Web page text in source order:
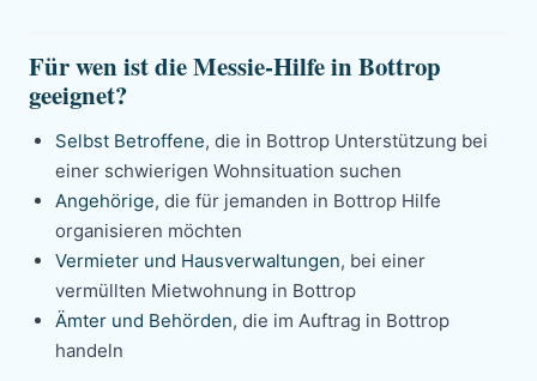
Für wen ist die Messie-Hilfe in Bottrop
geeignet?
Selbst Betroffene, die in Bottrop Unterstützung bei
einer schwierigen Wohnsituation suchen
Angehörige, die für jemanden in Bottrop Hilfe
organisieren möchten
Vermieter und Hausverwaltungen, bei einer
vermüllten Mietwohnung in Bottrop
Ämter und Behörden, die im Auftrag in Bottrop
handeln